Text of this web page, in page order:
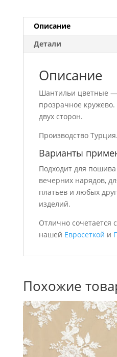
Описание
Детали
Описание
Шантильи цветные
прозрачное
двух сторон.
Производство Турция.
Варианты
Подходит для
вечерних нарядов,
платьев и любых
изделий.
Отлично сочетается с
нашей Евросеткой и
Похожие